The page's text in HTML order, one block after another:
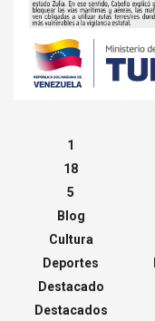
1
18
5
Blog
Cultura
Deportes
Destacado
Destacados